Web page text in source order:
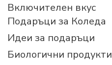
Включителен вкус
Подаръци за Коледа
Идеи за подаръци
Биологични продукти